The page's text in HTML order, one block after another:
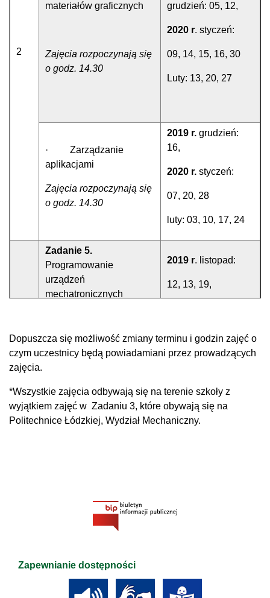
2
materiałów graficznych
Zajęcia rozpoczynają się
o godz. 14.30
grudzień: 05, 12,
2020 r. styczeń:
09, 14, 15, 16, 30
Luty: 13, 20, 27
· Zarządzanie
aplikacjami
Zajęcia rozpoczynają się
o godz. 14.30
2019 r. grudzień:
16,
2020 r. styczeń:
07, 20, 28
luty: 03, 10, 17, 24
Zadanie 5.
Programowanie
urządzeń
mechatronicznych
Zajęcia rozpoczynają się
o godz. 15.30
2019 r. listopad:
12, 13, 19,
2020 r.
styczeń:
o godz. 14.30 – 3
2019 r.grudzień:
05, 06,
20, 21, 22, 23 ,24
Zadanie 7.Kurs na
2019 r.wrzesień:
Dopuszcza się możliwość zmiany terminu i godzin zajęć o
czym uczestnicy będą powiadamiani przez prowadzących
zajęcia.
*Wszystkie zajęcia odbywają się na terenie szkoły z
wyjątkiem zajęć w Zadaniu 3, które obywają się na
Politechnice Łódzkiej, Wydział Mechaniczny.
Zapewnianie dostępności